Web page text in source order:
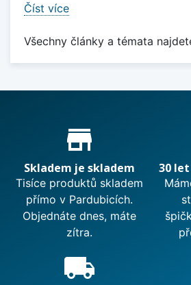
Číst více
Všechny články a témata
Proč nakupovat u nás?
store_mall_directory
Skladem je skladem
Tisíce produktů skladem
přímo v Pardubicích.
Objednáte dnes, máte
zítra.
30
local_shipping